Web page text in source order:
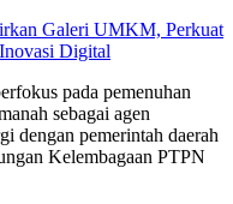
Galeri UMKM, Perkuat
Digital
pada pemenuhan
sebagai agen
dengan pemerintah daerah
Kelembagaan PTPN